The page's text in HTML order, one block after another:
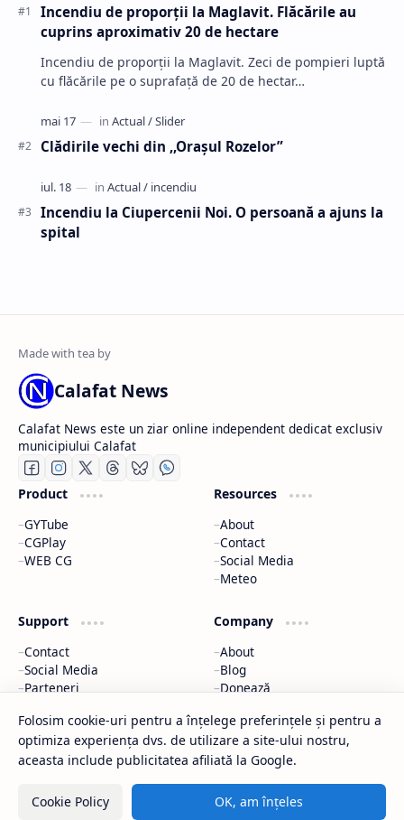
Incendiu de proporții la Maglavit. Flăcările au
cuprins aproximativ 20 de hectare
Incendiu de proporții la Maglavit. Zeci de pompieri luptă
cu flăcările pe o suprafață de 20 de hectar…
Clădirile vechi din ,,Oraşul Rozelor”
Incendiu la Ciupercenii Noi. O persoană a ajuns la
spital
Calafat News
Calafat News este un ziar online independent dedicat exclusiv
municipiului Calafat
Product
GYTube
CGPlay
WEB CG
Resources
About
Contact
Social Media
Meteo
Support
Contact
Social Media
Parteneri
Company
About
Blog
Donează
© ‧ Calafat News ‧ All rights reserved.
Folosim cookie-uri pentru a înțelege preferințele și pentru a
optimiza experiența dvs. de utilizare a site-ului nostru,
aceasta include publicitatea afiliată la Google.
Cookie Policy OK, am înțeles